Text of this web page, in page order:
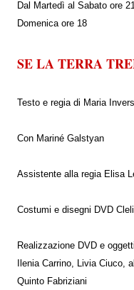
Dal Martedì al Sabato ore
Domenica ore 18
SE LA TERRA
Testo e regia di Maria
Con Mariné Galstyan
Assistente alla regia Elisa
Costumi e disegni DVD
Realizzazione DVD e
Ilenia Carrino, Livia Ciuco,
Quinto Fabriziani